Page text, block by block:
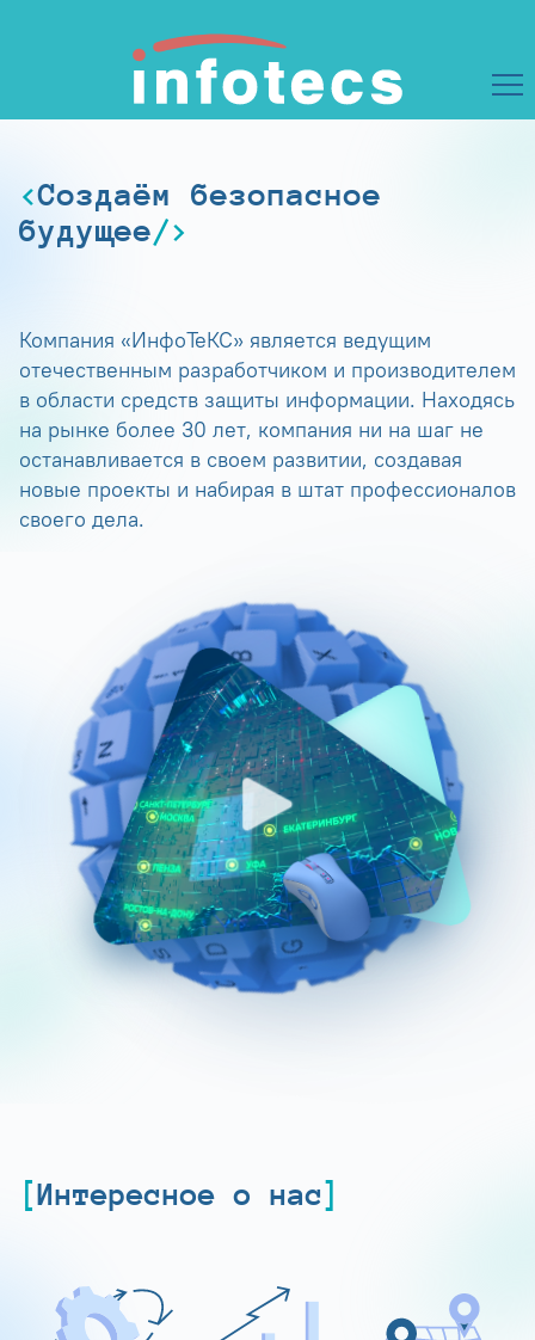
Создаём безопасное
будущее
Компания «ИнфоТеКС» является ведущим
отечественным разработчиком и производителем
в области средств защиты информации. Находясь
на рынке более 30 лет, компания ни на шаг не
останавливается в своем развитии, создавая
новые проекты и набирая в штат профессионалов
своего дела.
Интересное о нас